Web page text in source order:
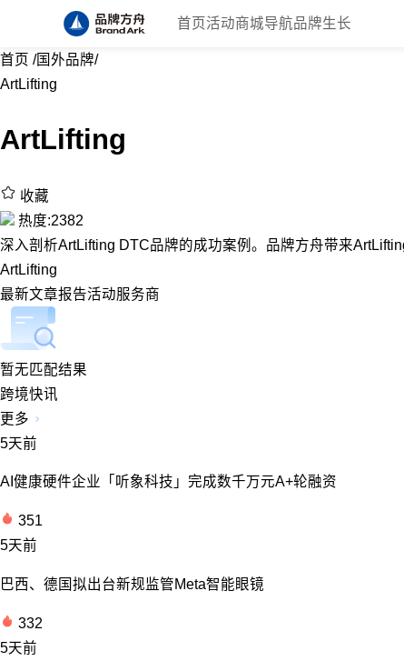
首页 活动商城导航品牌生长
首页 /国外品牌/
ArtLifting
ArtLifting
收藏
热度:2382
深入剖析ArtLifting DTC品牌的成功案例。品牌方舟带来
ArtLifting
最新文章报告活动服务商
暂无匹配结果
跨境快讯
更多
5天前
AI健康硬件企业「听象科技」完成数千万元A+轮融资
351
5天前
巴西、德国拟出台新规监管Meta智能眼镜
332
5天前